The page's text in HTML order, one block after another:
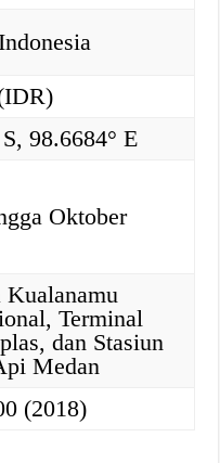
98.6684° E
Oktober
Kualanamu
Terminal
dan Stasiun
Medan
(2018)